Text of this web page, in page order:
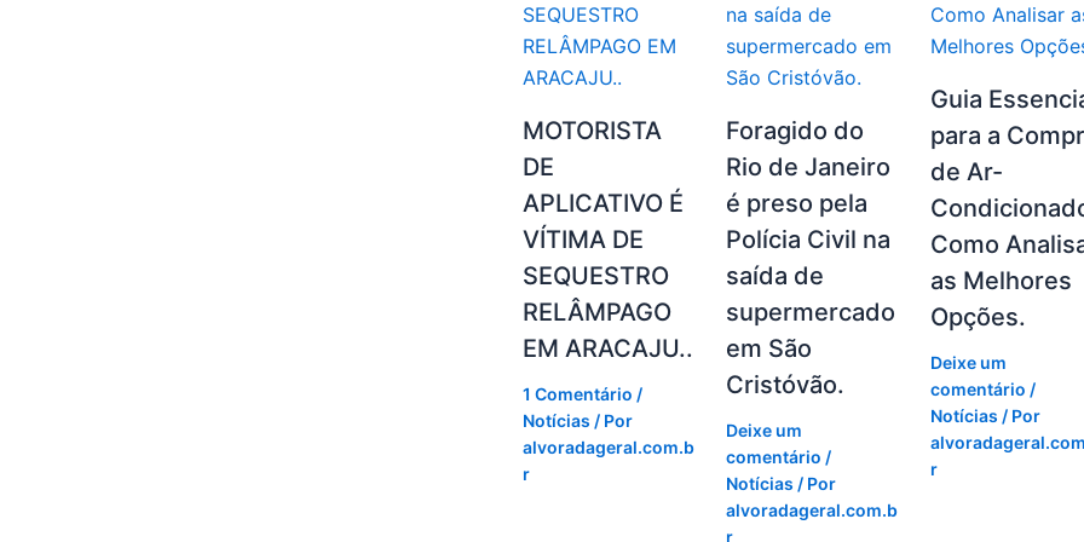
MOTORISTA
DE
APLICATIVO É
VÍTIMA DE
SEQUESTRO
RELÂMPAGO
EM ARACAJU..
1 Comentário /
Notícias / Por
alvoradageral.com.b
r
Foragido do
Rio de Janeiro
é preso pela
Polícia Civil na
saída de
supermercado
em São
Cristóvão.
Deixe um
comentário /
Notícias / Por
alvoradageral.com.b
r
Guia
para a
de Ar-
Como
as Melhores
Opções.
Deixe um
comentário /
Notícias / Por
r